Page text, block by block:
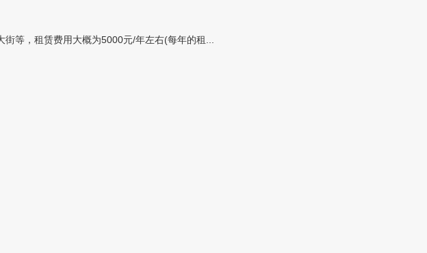
等，租赁费用大概为5000元/年左右(每年的租...